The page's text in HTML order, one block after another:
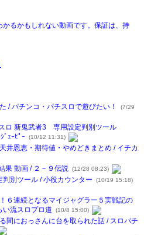
るかもしれない動画です。保証は、持
/ パチンコ・パチスロで遊びたい！
(7/29
ロ 新鬼武者3 専用設定判別ツール
ﾞｪｰﾋﾟｰ (10/12 11:31)
井恩恵・期待値・やめどきまとめ / イチカ
果 動画 / ２－９伝説 (12/28 08:23)
別ツール / 小役カウンター (10/19 15:18)
６連続となるマイジャグラー５実戦記の
い流スロプロ道
(10/8 15:00)
間におっさんに台を取られた話 / スロパチ